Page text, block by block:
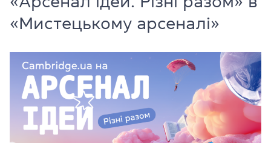
«Мистецькому арсеналі»